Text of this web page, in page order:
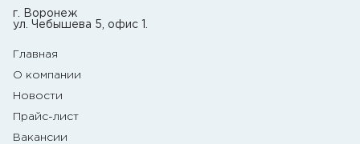
г. Воронеж
ул. Чебышева 5, офис 1.
Главная
О компании
Новости
Прайс-лист
Вакансии